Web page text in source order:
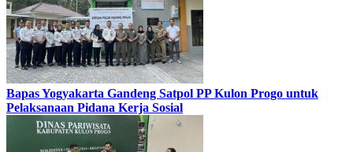
Bapas Yogyakarta Gandeng Satpol PP Kulon Progo untuk
Pelaksanaan Pidana Kerja Sosial